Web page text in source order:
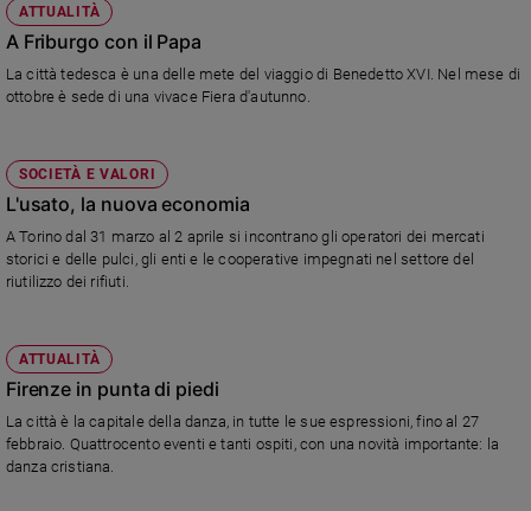
ATTUALITÀ
A Friburgo con il Papa
La città tedesca è una delle mete del viaggio di Benedetto XVI. Nel mese di
ottobre è sede di una vivace Fiera d'autunno.
SOCIETÀ E VALORI
L'usato, la nuova economia
A Torino dal 31 marzo al 2 aprile si incontrano gli operatori dei mercati
storici e delle pulci, gli enti e le cooperative impegnati nel settore del
riutilizzo dei rifiuti.
ATTUALITÀ
Firenze in punta di piedi
La città è la capitale della danza, in tutte le sue espressioni, fino al 27
febbraio. Quattrocento eventi e tanti ospiti, con una novità importante: la
danza cristiana.